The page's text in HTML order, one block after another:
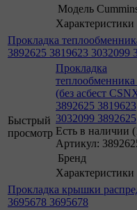
Модель
Характеристики
Прокладка
3892625 3819623 3032099
Быстрый
просмотр
Прокладка
(без асбест
3892625 3819623
3032099 3892625
Есть в наличии
Артикул:
Бренд
Характеристики
Прокладка крышки
3695678 3695678